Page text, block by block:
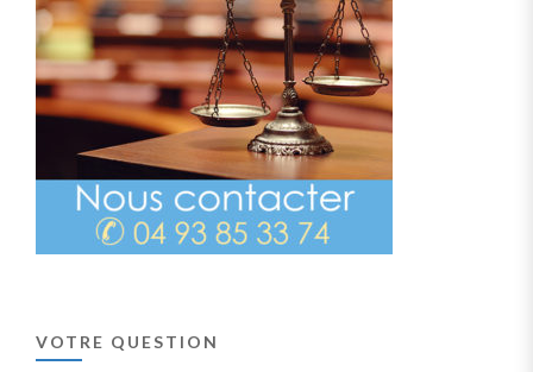
VOTRE QUESTION